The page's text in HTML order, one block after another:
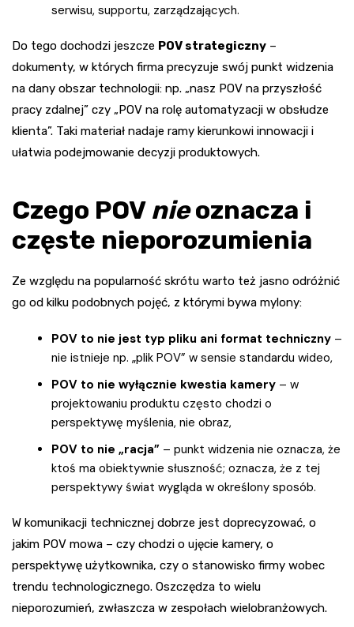
serwisu, supportu, zarządzających.
Do tego dochodzi jeszcze POV strategiczny –
dokumenty, w których firma precyzuje swój punkt widzenia
na dany obszar technologii: np. „nasz POV na przyszłość
pracy zdalnej” czy „POV na rolę automatyzacji w obsłudze
klienta”. Taki materiał nadaje ramy kierunkowi innowacji i
ułatwia podejmowanie decyzji produktowych.
Czego POV nieoznacza i
częste nieporozumienia
Ze względu na popularność skrótu warto też jasno odróżnić
go od kilku podobnych pojęć, z którymi bywa mylony:
POV to nie jest typ pliku ani format techniczny –
nie istnieje np. „plik POV” w sensie standardu wideo,
POV to nie wyłącznie kwestia kamery – w
projektowaniu produktu często chodzi o
perspektywę myślenia, nie obraz,
POV to nie „racja” – punkt widzenia nie oznacza, że
ktoś ma obiektywnie słuszność; oznacza, że z tej
perspektywy świat wygląda w określony sposób.
W komunikacji technicznej dobrze jest doprecyzować, o
jakim POV mowa – czy chodzi o ujęcie kamery, o
perspektywę użytkownika, czy o stanowisko firmy wobec
trendu technologicznego. Oszczędza to wielu
nieporozumień, zwłaszcza w zespołach wielobranżowych.